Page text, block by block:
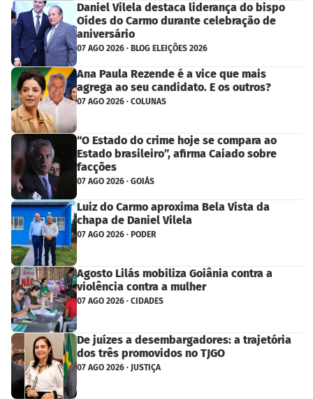
Daniel Vilela destaca liderança do bispo
Oídes do Carmo durante celebração de
aniversário
07 AGO 2026 · BLOG ELEIÇÕES 2026
Ana Paula Rezende é a vice que mais
agrega ao seu candidato. E os outros?
07 AGO 2026 · COLUNAS
“O Estado do crime hoje se compara ao
Estado brasileiro”, afirma Caiado sobre
facções
07 AGO 2026 · GOIÁS
Luiz do Carmo aproxima Bela Vista da
chapa de Daniel Vilela
07 AGO 2026 · PODER
Agosto Lilás mobiliza Goiânia contra a
violência contra a mulher
07 AGO 2026 · CIDADES
De juízes a desembargadores: a trajetória
dos três promovidos no TJGO
07 AGO 2026 · JUSTIÇA